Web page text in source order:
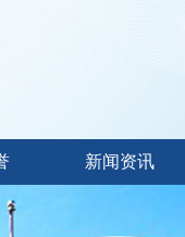
新闻资讯